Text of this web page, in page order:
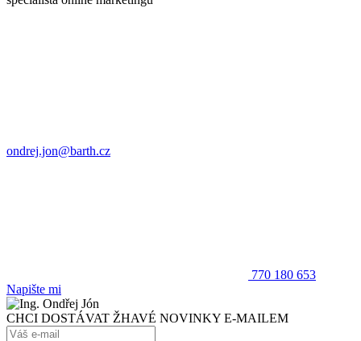
ondrej.jon@barth.cz
770 180 653
Napište mi
CHCI DOSTÁVAT ŽHAVÉ NOVINKY E-MAILEM